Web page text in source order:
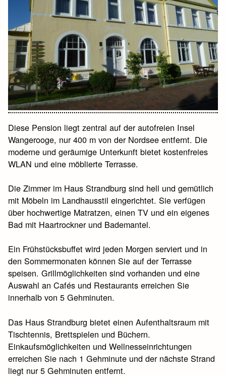
Diese Pension liegt zentral auf der autofreien Insel
Wangerooge, nur 400 m von der Nordsee entfernt. Die
moderne und geräumige Unterkunft bietet kostenfreies
WLAN und eine möblierte Terrasse.
Die Zimmer im Haus Strandburg sind hell und gemütlich
mit Möbeln im Landhausstil eingerichtet. Sie verfügen
über hochwertige Matratzen, einen TV und ein eigenes
Bad mit Haartrockner und Bademantel.
Ein Frühstücksbuffet wird jeden Morgen serviert und in
den Sommermonaten können Sie auf der Terrasse
speisen. Grillmöglichkeiten sind vorhanden und eine
Auswahl an Cafés und Restaurants erreichen Sie
innerhalb von 5 Gehminuten.
Das Haus Strandburg bietet einen Aufenthaltsraum mit
Tischtennis, Brettspielen und Büchern.
Einkaufsmöglichkeiten und Wellnesseinrichtungen
erreichen Sie nach 1 Gehminute und der nächste Strand
liegt nur 5 Gehminuten entfernt.